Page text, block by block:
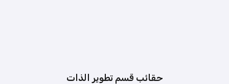
حقائب قسم تطوير الذات